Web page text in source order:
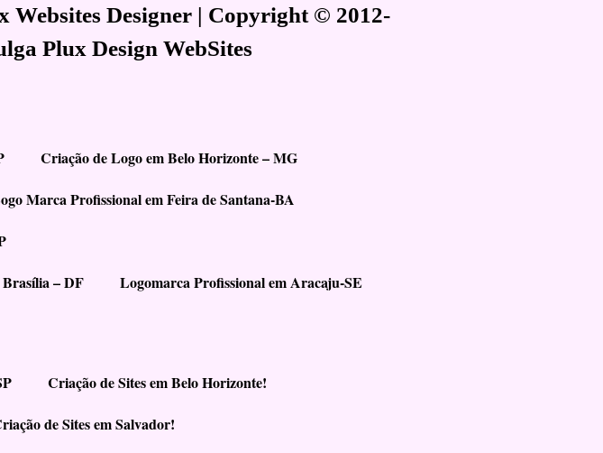
Websites Designer | Copyright © 2012-
Plux Design WebSites
Criação de Logo em Belo Horizonte – MG
Marca Profissional em Feira de Santana-BA
– DF Logomarca Profissional em Aracaju-SE
Criação de Sites em Belo Horizonte!
de Sites em Salvador!